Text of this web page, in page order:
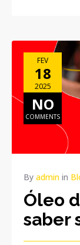
FEV
18
2025
NO
COMMENTS
By admin in
Óleo
saber